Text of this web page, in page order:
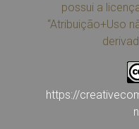
possui a
“Atribuição+Uso
https://